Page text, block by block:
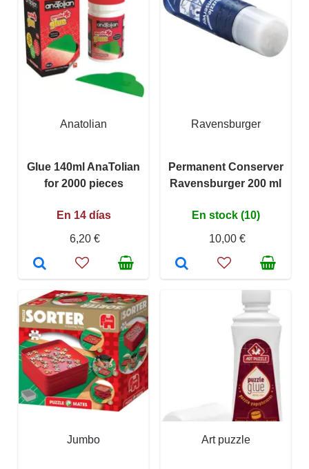
Anatolian
Glue 140ml AnaTolian
for 2000 pieces
En 14 días
6,20 €
Ravensburger
Permanent Conserver
Ravensburger 200 ml
En stock (10)
10,00 €
Jumbo Art puzzle